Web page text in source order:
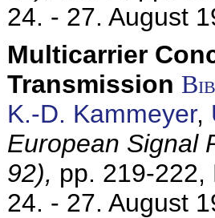
24. - 27. August
Multicarrier
Transmission
K.-D. Kammeyer,
European Signal
92), pp. 219-222,
24. - 27. August